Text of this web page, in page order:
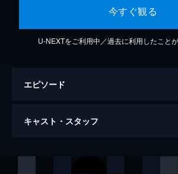
今すぐ観る
U-NEXTをご利用中／過去に利用したこと
エピソード
三線の花
キャスト・スタッフ